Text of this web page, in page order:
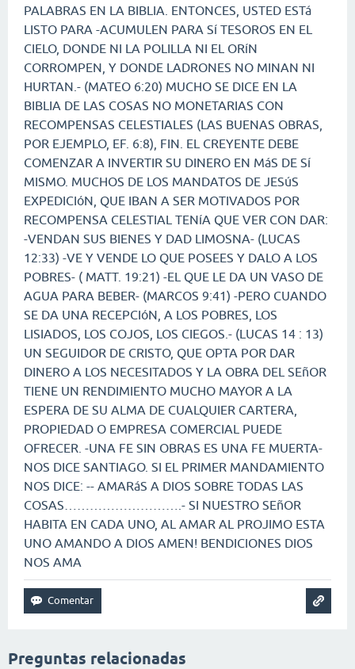
PALABRAS EN LA BIBLIA. ENTONCES, USTED ESTá
LISTO PARA -ACUMULEN PARA Sí TESOROS EN EL
CIELO, DONDE NI LA POLILLA NI EL ORíN
CORROMPEN, Y DONDE LADRONES NO MINAN NI
HURTAN.- (MATEO 6:20) MUCHO SE DICE EN LA
BIBLIA DE LAS COSAS NO MONETARIAS CON
RECOMPENSAS CELESTIALES (LAS BUENAS OBRAS,
POR EJEMPLO, EF. 6:8), FIN. EL CREYENTE DEBE
COMENZAR A INVERTIR SU DINERO EN MáS DE Sí
MISMO. MUCHOS DE LOS MANDATOS DE JESúS
EXPEDICIóN, QUE IBAN A SER MOTIVADOS POR
RECOMPENSA CELESTIAL TENíA QUE VER CON DAR:
-VENDAN SUS BIENES Y DAD LIMOSNA- (LUCAS
12:33) -VE Y VENDE LO QUE POSEES Y DALO A LOS
POBRES- ( MATT. 19:21) -EL QUE LE DA UN VASO DE
AGUA PARA BEBER- (MARCOS 9:41) -PERO CUANDO
SE DA UNA RECEPCIóN, A LOS POBRES, LOS
LISIADOS, LOS COJOS, LOS CIEGOS.- (LUCAS 14 : 13)
UN SEGUIDOR DE CRISTO, QUE OPTA POR DAR
DINERO A LOS NECESITADOS Y LA OBRA DEL SEñOR
TIENE UN RENDIMIENTO MUCHO MAYOR A LA
ESPERA DE SU ALMA DE CUALQUIER CARTERA,
PROPIEDAD O EMPRESA COMERCIAL PUEDE
OFRECER. -UNA FE SIN OBRAS ES UNA FE MUERTA-
NOS DICE SANTIAGO. SI EL PRIMER MANDAMIENTO
NOS DICE: -- AMARáS A DIOS SOBRE TODAS LAS
COSAS……………………….- SI NUESTRO SEñOR
HABITA EN CADA UNO, AL AMAR AL PROJIMO ESTA
UNO AMANDO A DIOS AMEN! BENDICIONES DIOS
NOS AMA
Preguntas relacionadas